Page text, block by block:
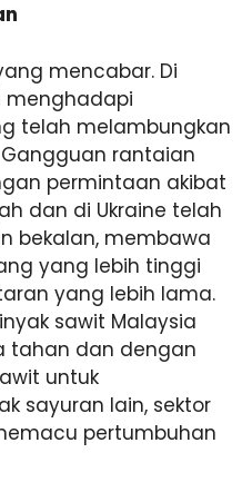
mencabar. Di
menghadapi
telah melambungkan
rantaian
permintaan akibat
dan di Ukraine telah
bekalan, membawa
yang lebih tinggi
yang lebih lama.
sawit Malaysia
tahan dan dengan
untuk
sayuran lain, sektor
pertumbuhan